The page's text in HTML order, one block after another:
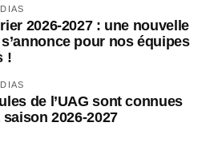
2026-2027 : une nouvelle
pour nos équipes
!
de l’UAG sont connues
2026-2027